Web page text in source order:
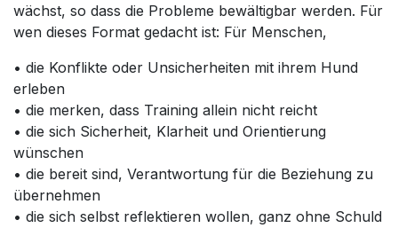
wächst, so dass die Probleme bewältigbar werden. Für
wen dieses Format gedacht ist: Für Menschen,
• die Konflikte oder Unsicherheiten mit ihrem Hund
erleben
• die merken, dass Training allein nicht reicht
• die sich Sicherheit, Klarheit und Orientierung
wünschen
• die bereit sind, Verantwortung für die Beziehung zu
übernehmen
• die sich selbst reflektieren wollen, ganz ohne Schuld